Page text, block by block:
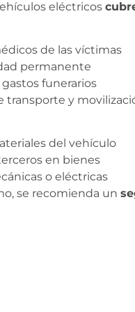
eléctricos
de las víctimas
permanente
funerarios
transporte y
del vehículo
en bienes
o eléctricas
se recomienda un